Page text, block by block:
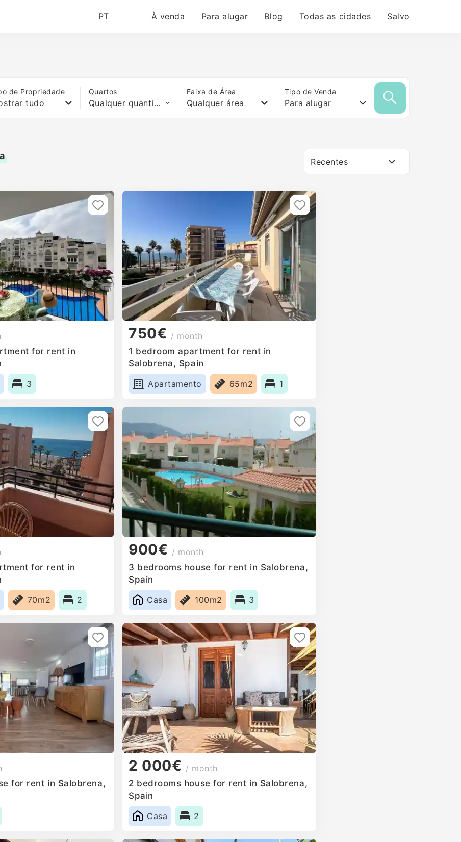
PT À venda Para alugar Blog Todas as cidades Salvo
de Propriedade
tudo
Quartos
Qualquer quantidade de quartos
Faixa de Área
Qualquer área
Tipo de Venda
Para alugar
Recentes
for rent in
3
750€ / month
1 bedroom apartment for rent in
Salobrena, Spain
Apartamento
65m2 1
for rent in
70m2 2
900€ / month
3 bedrooms house for rent in Salobrena,
Spain
Casa
100m2 3
for rent in Salobrena,
2 000€ / month
2 bedrooms house for rent in Salobrena,
Spain
Casa
2